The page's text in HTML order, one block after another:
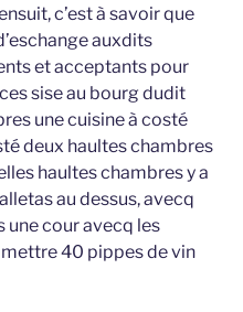
c’est à savoir que
auxdits
et acceptants pour
sise au bourg dudit
une cuisine à costé
deux haultes chambres
haultes chambres y a
au dessus, avecq
une cour avecq les
40 pippes de vin